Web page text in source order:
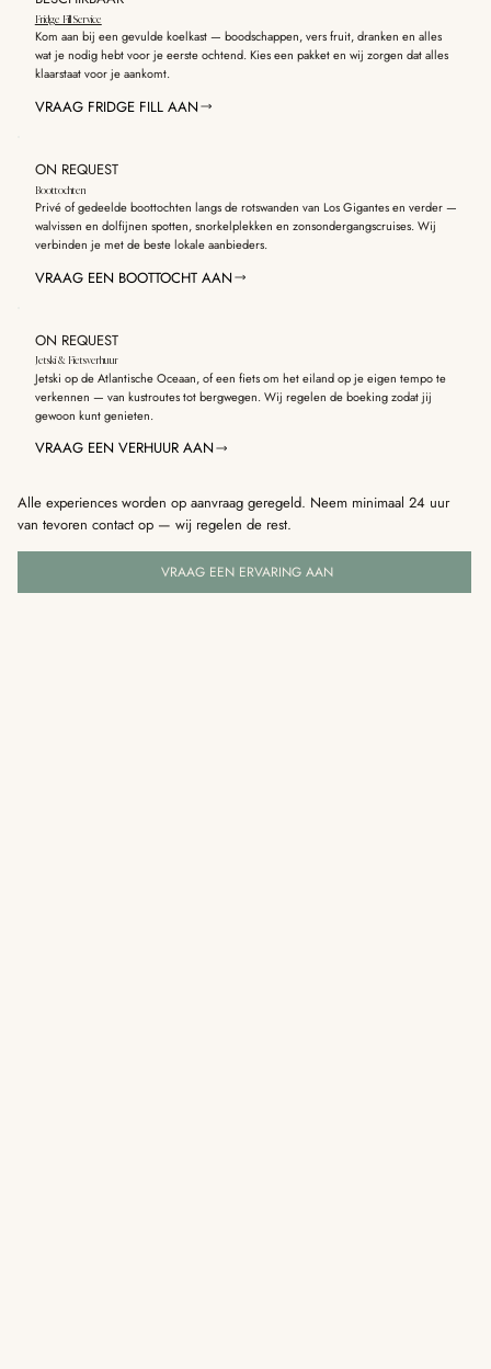
Fridge Fill Service
Kom aan bij een gevulde koelkast — boodschappen, vers fruit, dranken en alles
wat je nodig hebt voor je eerste ochtend. Kies een pakket en wij zorgen dat alles
klaarstaat voor je aankomt.
VRAAG FRIDGE FILL AAN
ON REQUEST
Boottochten
Privé of gedeelde boottochten langs de rotswanden van Los Gigantes en verder —
walvissen en dolfijnen spotten, snorkelplekken en zonsondergangscruises. Wij
verbinden je met de beste lokale aanbieders.
VRAAG EEN BOOTTOCHT AAN
ON REQUEST
Jetski & Fietsverhuur
Jetski op de Atlantische Oceaan, of een fiets om het eiland op je eigen tempo te
verkennen — van kustroutes tot bergwegen. Wij regelen de boeking zodat jij
gewoon kunt genieten.
VRAAG EEN VERHUUR AAN
Alle experiences worden op aanvraag geregeld. Neem minimaal 24 uur
van tevoren contact op — wij regelen de rest.
VRAAG EEN ERVARING AAN